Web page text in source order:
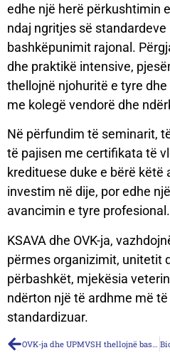
edhe një herë përkushtimin
ndaj ngritjes së
bashkëpunimit rajonal.
dhe praktikë intensive,
thellojnë njohuritë e tyre
me kolegë vendorë dhe
Në përfundim të seminarit,
të pajisen me certifikata të
kredituese duke e bërë
investim në dije, por edhe
avancimin e tyre profesional.
KSAVA dhe OVK-ja,
përmes organizimit, unitetit
përbashkët, mjekësia
ndërton një të ardhme më
standardizuar.